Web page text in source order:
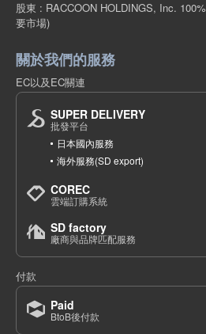
股東 : RACCOON HOLDINGS, Inc. 100%
要市場)
關於我們的服務
EC以及EC關連
SUPER DELIVERY
批發平台
日本國內服務
海外服務(SD export)
COREC
雲端訂購系統
SD factory
廠商與品牌匹配服務
付款
Paid
BtoB後付款